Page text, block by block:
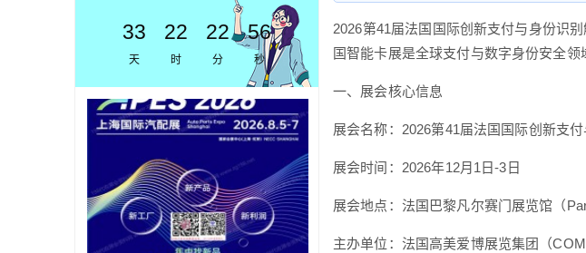
2026第41届法国国际创新支付与身份识
国智能卡展是全球支付与数字身份安全
一、展会核心信息
展会名称：2026第41届法国国际创新支
展会时间：2026年12月1日-3日
展会地点：法国巴黎凡尔赛门展览馆（
主办单位：法国高美爱博展览集团（
33
天
22
时
22
分
56
秒